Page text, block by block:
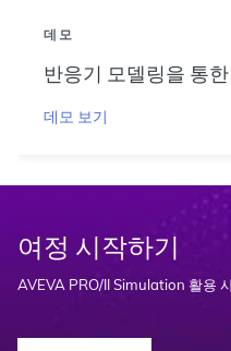
데모
반응기 모델링을 통
데모 보기
여정 시작하기
AVEVA PRO/II Simulation 활용